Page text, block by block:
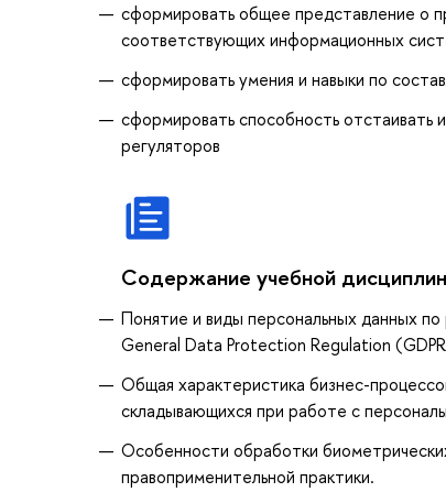
сформировать общее представление о
соответствующих информационных
сформировать умения и навыки по
сформировать способность
регуляторов
Содержание учебной
Понятие и виды персональных данных
General Data Protection Regulation
Общая характеристика бизнес-
складывающихся при работе с
Особенности обработки
правоприменительной практики.